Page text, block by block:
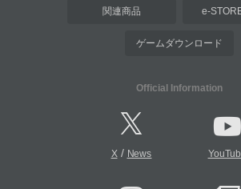
関連商品 e-
ゲームダウンロード
Official Information
X/ News